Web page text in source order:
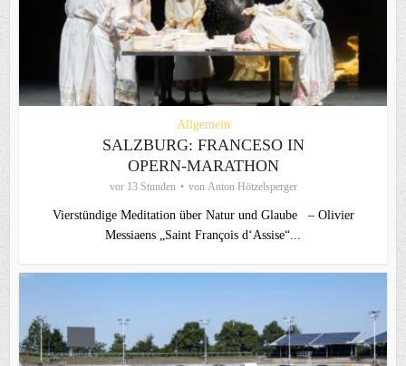
Allgemein
SALZBURG: FRANCESO IN
OPERN-MARATHON
vor 13 Stunden von Anton Hötzelsperger
Vierstündige Meditation über Natur und Glaube – Olivier
Messiaens „Saint François d‘Assise“...